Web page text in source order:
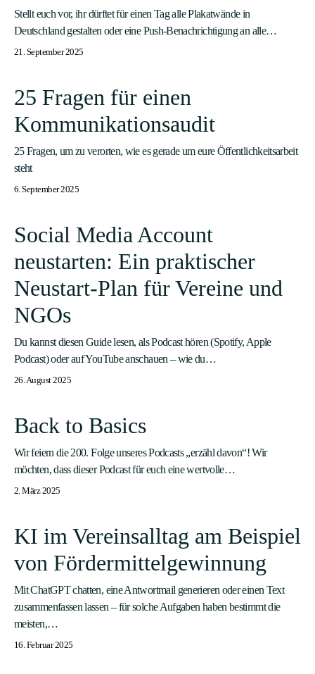
Stellt euch vor, ihr dürftet für einen Tag alle Plakatwände in
Deutschland gestalten oder eine Push-Benachrichtigung an alle…
21. September 2025
25 Fragen für einen
Kommunikationsaudit
25 Fragen, um zu verorten, wie es gerade um eure Öffentlichkeitsarbeit
steht
6. September 2025
Social Media Account
neustarten: Ein praktischer
Neustart-Plan für Vereine und
NGOs
Du kannst diesen Guide lesen, als Podcast hören (Spotify, Apple
Podcast) oder auf YouTube anschauen – wie du…
26. August 2025
Back to Basics
Wir feiern die 200. Folge unseres Podcasts „erzähl davon“! Wir
möchten, dass dieser Podcast für euch eine wertvolle…
2. März 2025
KI im Vereinsalltag am Beispiel
von Fördermittelgewinnung
Mit ChatGPT chatten, eine Antwortmail generieren oder einen Text
zusammenfassen lassen – für solche Aufgaben haben bestimmt die
meisten,…
16. Februar 2025